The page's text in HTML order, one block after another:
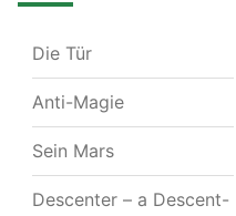
Die Tür
Anti-Magie
Sein Mars
Descenter – a Descent-